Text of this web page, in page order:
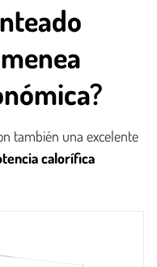
también una excelente
calorífica